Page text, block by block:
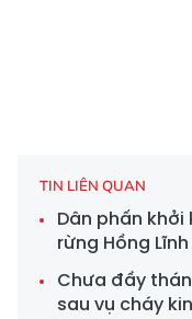
TIN LIÊN QUAN
Dân phấn khởi
rừng Hồng
Chưa đầy
sau vụ cháy